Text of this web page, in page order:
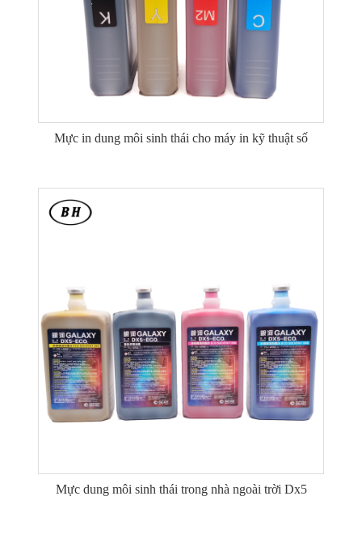
Mực in dung môi sinh thái cho máy in kỹ thuật số
Mực dung môi sinh thái trong nhà ngoài trời Dx5